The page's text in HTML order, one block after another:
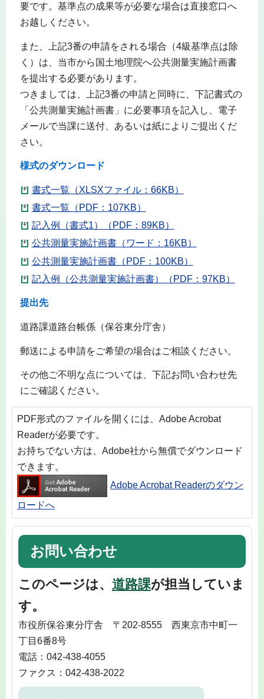
要です。基準点の成果等が必要な場合は直接窓口へ
お越しください。
また、上記3番の申請をされる場合（4級基準点は除
く）は、当市から国土地理院へ公共測量実施計画書
を提出する必要があります。
つきましては、上記3番の申請と同時に、下記書式の
「公共測量実施計画書」に必要事項を記入し、電子
メールで当課に送付、あるいは紙によりご提出くだ
さい。
様式のダウンロード
書式一覧（XLSXファイル：66KB）
書式一覧（PDF：107KB）
記入例（書式1）（PDF：89KB）
公共測量実施計画書（ワード：16KB）
公共測量実施計画書（PDF：100KB）
記入例（公共測量実施計画書）（PDF：97KB）
提出先
道路課道路台帳係（保谷東分庁舎）
郵送による申請をご希望の場合はご相談ください。
その他ご不明な点については、下記お問い合わせ先
にご確認ください。
PDF形式のファイルを開くには、Adobe Acrobat
Readerが必要です。
お持ちでない方は、Adobe社から無償でダウンロード
できます。
Adobe Acrobat Readerのダウン
ロードへ
お問い合わせ
このページは、 道路課が担当していま
す。
市役所保谷東分庁舎 〒202-8555 西東京市中町一
丁目6番8号
電話：042-438-4055
ファクス：042-438-2022